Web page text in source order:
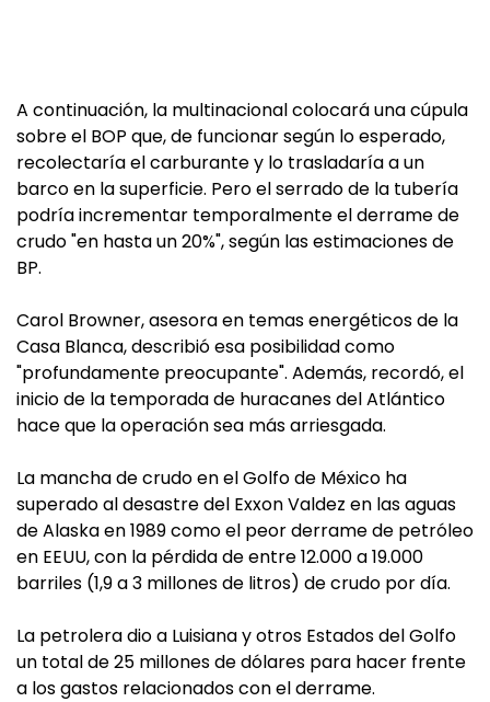
A continuación, la multinacional colocará una cúpula
sobre el BOP que, de funcionar según lo esperado,
recolectaría el carburante y lo trasladaría a un
barco en la superficie. Pero el serrado de la tubería
podría incrementar temporalmente el derrame de
crudo "en hasta un 20%", según las estimaciones de
BP.
Carol Browner, asesora en temas energéticos de la
Casa Blanca, describió esa posibilidad como
"profundamente preocupante". Además, recordó, el
inicio de la temporada de huracanes del Atlántico
hace que la operación sea más arriesgada.
La mancha de crudo en el Golfo de México ha
superado al desastre del Exxon Valdez en las aguas
de Alaska en 1989 como el peor derrame de petróleo
en EEUU, con la pérdida de entre 12.000 a 19.000
barriles (1,9 a 3 millones de litros) de crudo por día.
La petrolera dio a Luisiana y otros Estados del Golfo
un total de 25 millones de dólares para hacer frente
a los gastos relacionados con el derrame.